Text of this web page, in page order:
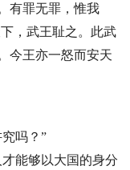
有罪无罪，惟我
，武王耻之。此武
今王亦一怒而安天
吗？”
能够以大国的身分